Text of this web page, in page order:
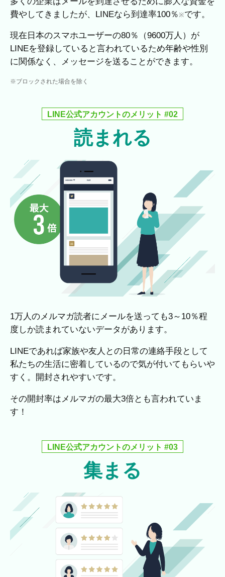
費やしてきましたが、LINEなら到達率100％※です。
現在日本のスマホユーザーの80％（9600万人）が
LINEを登録していると言われているため年齢や性別
に関係なく、メッセージを送ることができます。
※ブロックされた場合を除く
LINE公式アカウントのメリット #02
読まれる
1万人のメルマガ読者にメールを送っても3～10％程
度しか読まれていないデータがあります。
LINEであれば家族や友人との日常の連絡手段として
私たちの生活に密着しているので気が付いてもらいや
すく。開封されやすいです。
その開封率はメルマガの最大3倍とも言われていま
す！
LINE公式アカウントのメリット #03
集まる